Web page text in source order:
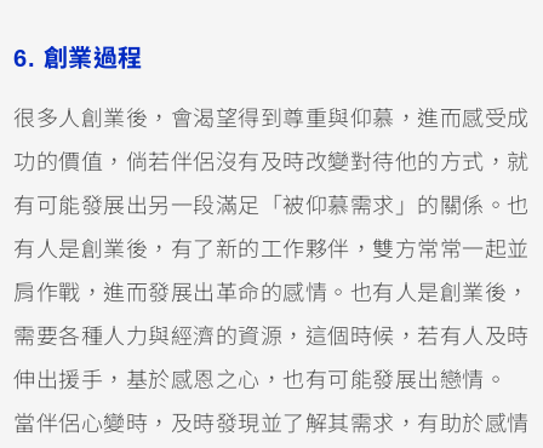
6. 創業過程
很多人創業後，會渴望得到尊重與仰慕，進而感受成
功的價值，倘若伴侶沒有及時改變對待他的方式，就
有可能發展出另一段滿足「被仰慕需求」的關係。也
有人是創業後，有了新的工作夥伴，雙方常常一起並
肩作戰，進而發展出革命的感情。也有人是創業後，
需要各種人力與經濟的資源，這個時候，若有人及時
伸出援手，基於感恩之心，也有可能發展出戀情。
當伴侶心變時，及時發現並了解其需求，有助於感情